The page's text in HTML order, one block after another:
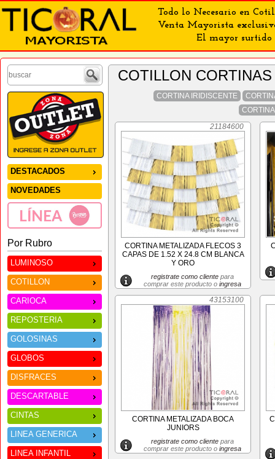
Todo lo Necesario en
Venta Mayorista
El mayor surtido
DESTACADOS
NOVEDADES
Por Rubro
LUMINOSO
COTILLON
CARIOCA
REPOSTERIA
GOLOSINAS
GLOBOS
DISFRACES
DESCARTABLE
CINTAS
LINEA GENERICA
LINEA INFANTIL
COTILLON
CORTINA IRIDISCENTE
21184600
CORTINA METALIZADA FLECOS 3
CAPAS DE 1.52 X 24.8 CM BLANCA
Y ORO
registrate como clientepara
comprar este producto o ingresa
43153100
CORTINA METALIZADA BOCA
JUNIORS
registrate como clientepara
comprar este producto o ingresa